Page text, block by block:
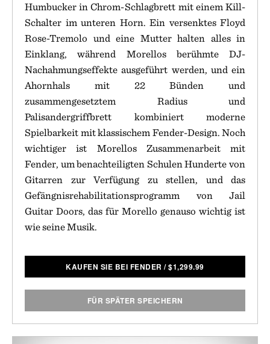
Humbucker in Chrom-Schlagbrett mit einem Kill-
Schalter im unteren Horn. Ein versenktes Floyd
Rose-Tremolo und eine Mutter halten alles in
Einklang, während Morellos berühmte DJ-
Nachahmungseffekte ausgeführt werden, und ein
Ahornhals mit 22 Bünden und
zusammengesetztem Radius und
Palisandergriffbrett kombiniert moderne
Spielbarkeit mit klassischem Fender-Design. Noch
wichtiger ist Morellos Zusammenarbeit mit
Fender, um benachteiligten Schulen Hunderte von
Gitarren zur Verfügung zu stellen, und das
Gefängnisrehabilitationsprogramm von Jail
Guitar Doors, das für Morello genauso wichtig ist
wie seine Musik.
KAUFEN SIE BEI FENDER /$1,299.99
FÜR SPÄTER SPEICHERN